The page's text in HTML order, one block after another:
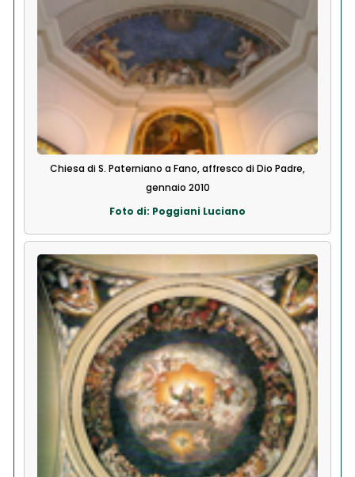
Chiesa di S. Paterniano a Fano, affresco di Dio Padre,
gennaio 2010
Foto di: Poggiani Luciano